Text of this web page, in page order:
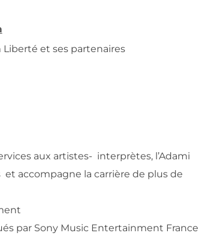
Liberté et ses partenaires
aux artistes- interprètes, l’Adami
accompagne la carrière de plus de